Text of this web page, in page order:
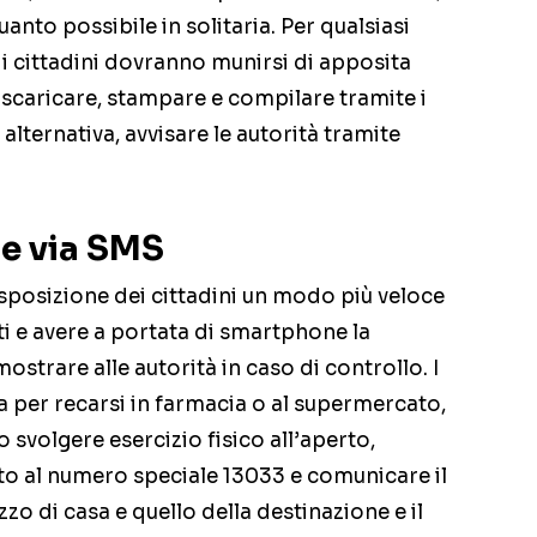
possibile in solitaria. Per qualsiasi
cittadini dovranno munirsi di apposita
stampare e compilare tramite i
avvisare le autorità tramite
via SMS
dei cittadini un modo più veloce
e avere a portata di smartphone la
alle autorità in caso di controllo. I
per recarsi in farmacia o al supermercato,
svolgere esercizio fisico all’aperto,
al numero speciale 13033 e comunicare il
di casa e quello della destinazione e il